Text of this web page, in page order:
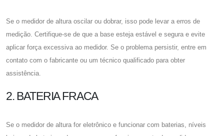
Se o medidor de altura oscilar ou dobrar, isso pode levar a erros de
medição. Certifique-se de que a base esteja estável e segura e evite
aplicar força excessiva ao medidor. Se o problema persistir, entre em
contato com o fabricante ou um técnico qualificado para obter
assistência.
2. BATERIA FRACA
Se o medidor de altura for eletrônico e funcionar com baterias, níveis